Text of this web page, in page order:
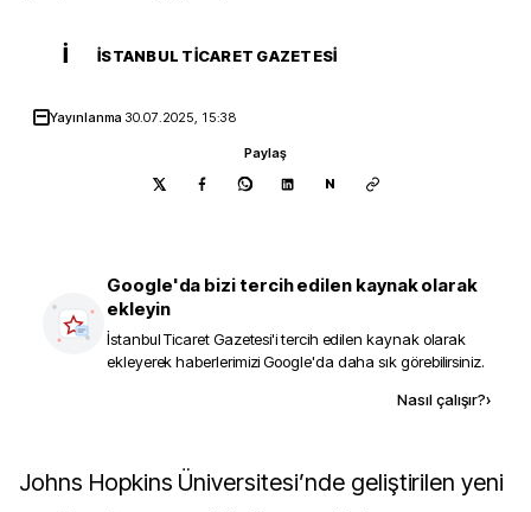
İ İSTANBUL TICARET GAZETESI
Yayınlanma 30.07.2025, 15:38
Paylaş
N
Google'da bizi tercih edilen kaynak olarak
ekleyin
İstanbul Ticaret Gazetesi'i tercih edilen kaynak olarak
ekleyerek haberlerimizi Google'da daha sık görebilirsiniz.
Nasıl çalışır?›
Johns Hopkins Üniversitesi’nde geliştirilen yeni